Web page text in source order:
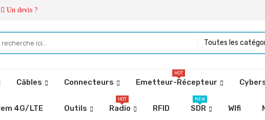
Un devis ?
Toutes les
Câbles Connecteurs Emetteur-Récepteur
HOT
4G/LTE Outils Radio
HOT
RFID SDR
NEW
WIfi